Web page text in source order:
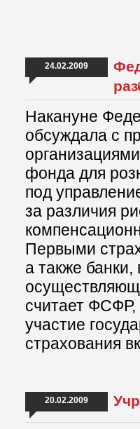
24.02.2009
Накануне
обсуждала с
фонда для
под
за различия
Первыми
а также
считает
участие
страхования
20.02.2009